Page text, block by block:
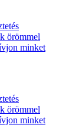
örömmel
minket
örömmel
minket